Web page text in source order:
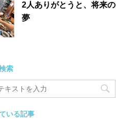
2人ありがとうと、将来の
夢
索
いる記事